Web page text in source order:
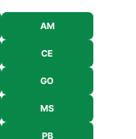
AM
CE
GO
MS
PB